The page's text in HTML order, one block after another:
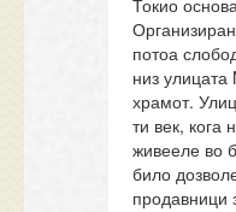
Токио
потоа
низ улицата
храмот.
ти век, кога
живееле во
било
продавници